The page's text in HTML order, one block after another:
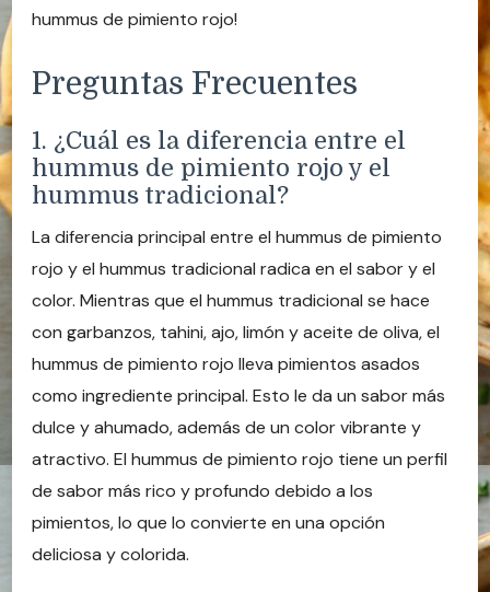
hummus de pimiento rojo!
Preguntas Frecuentes
1. ¿Cuál es la diferencia entre el
hummus de pimiento rojo y el
hummus tradicional?
La diferencia principal entre el hummus de pimiento
rojo y el hummus tradicional radica en el sabor y el
color. Mientras que el hummus tradicional se hace
con garbanzos, tahini, ajo, limón y aceite de oliva, el
hummus de pimiento rojo lleva pimientos asados
como ingrediente principal. Esto le da un sabor más
dulce y ahumado, además de un color vibrante y
atractivo. El hummus de pimiento rojo tiene un perfil
de sabor más rico y profundo debido a los
pimientos, lo que lo convierte en una opción
deliciosa y colorida.